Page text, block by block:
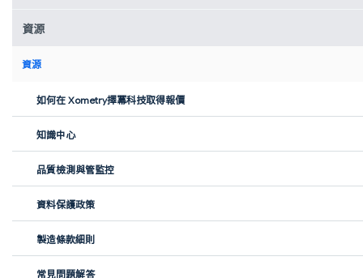
資源
資源
如何在 Xometry擇冪科技取得報價
知識中心
品質檢測與管監控
資料保護政策
製造條款細則
常見問題解答
一個緩衝電池來應對動態負載，此外還有一個定制的控制單元，用